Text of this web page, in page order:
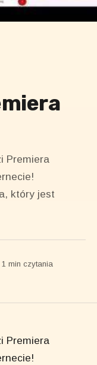
Premiera
który jest
1 min czytania
Premiera